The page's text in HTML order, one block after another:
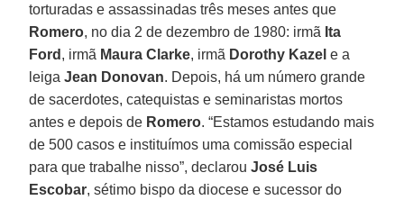
torturadas e assassinadas três meses antes que
Romero, no dia 2 de dezembro de 1980: irmã Ita
Ford , irmã Maura Clarke, irmã Dorothy Kazel e a
leigaJean Donovan. Depois, há um número grande
de sacerdotes, catequistas e seminaristas mortos
antes e depois de Romero. “Estamos estudando mais
de 500 casos e instituímos uma comissão especial
para que trabalhe nisso”, declarouJosé Luis
Escobar, sétimo bispo da diocese e sucessor do